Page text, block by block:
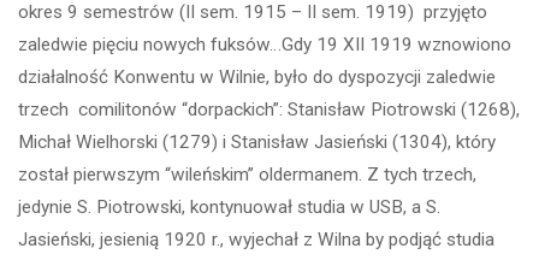
okres 9 semestrów (II sem. 1915 – II sem. 1919) przyjęto
zaledwie pięciu nowych fuksów…Gdy 19 XII 1919 wznowiono
działalność Konwentu w Wilnie, było do dyspozycji zaledwie
trzech comilitonów “dorpackich”: Stanisław Piotrowski (1268),
Michał Wielhorski (1279) i Stanisław Jasieński (1304), który
został pierwszym “wileńskim” oldermanem. Z tych trzech,
jedynie S. Piotrowski, kontynuował studia w USB, a S.
Jasieński, jesienią 1920 r., wyjechał z Wilna by podjąć studia